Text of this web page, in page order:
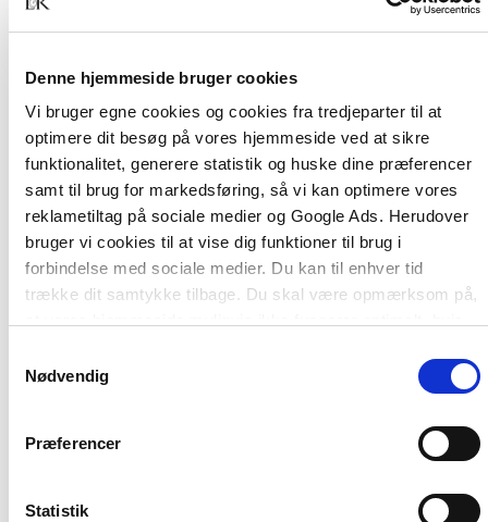
Denne hjemmeside bruger cookies
Vi bruger egne cookies og cookies fra tredjeparter til at
optimere dit besøg på vores hjemmeside ved at sikre
funktionalitet, generere statistik og huske dine præferencer
samt til brug for markedsføring, så vi kan optimere vores
reklametiltag på sociale medier og Google Ads. Herudover
bruger vi cookies til at vise dig funktioner til brug i
forbindelse med sociale medier. Du kan til enhver tid
trække dit samtykke tilbage. Du skal være opmærksom på,
samtykke.
Nødvendig
Præferencer
Statistik
Merete Wedell-Wedellsborg er erhvervspsykolog
og har en erhvervsøkonomisk ph.d. fra
Copenhagen Business School. Hun har fungeret
som rådgiver og personlig coach for ledere i
Forsvaret og det private erhvervsliv gennem de
sidste 15 år bl.a. på Forsvarsakademiet og i
Danske Bank. Bogen er skrevet på baggrund af
interview med over 50 ledere og observationer og
gennemførelse af ledertræning på Hærens
Officersskole, på West Point Military Academy og
Stanford University i USA og ikke mindst i en lang
række danske virksomheder.